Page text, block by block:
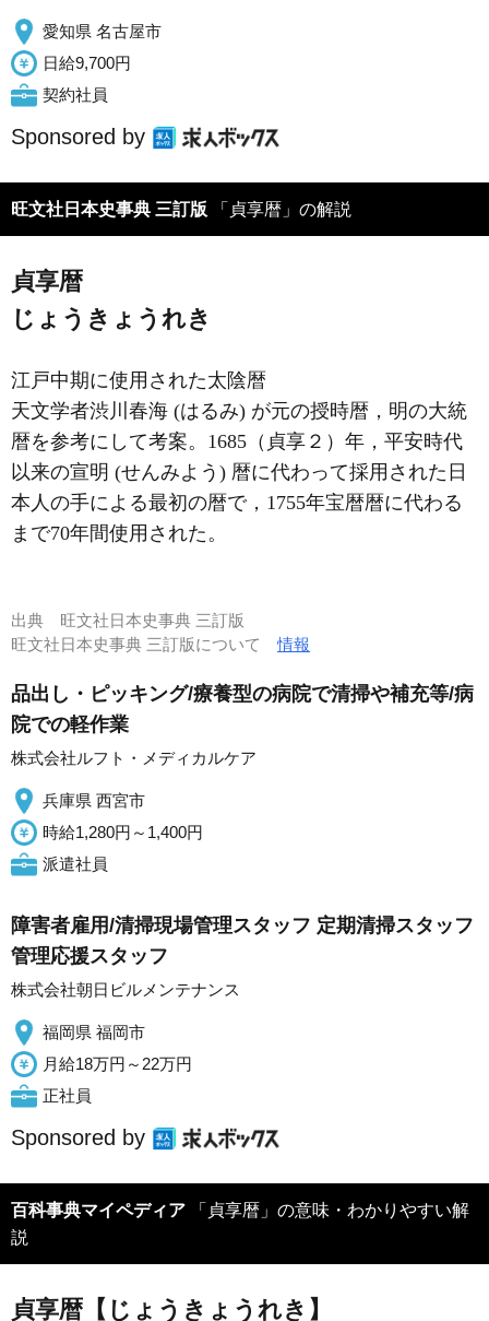
愛知県 名古屋市
日給9,700円
契約社員
Sponsored by
旺文社日本史事典 三訂版 「貞享暦」の解説
貞享暦
じょうきょうれき
江戸中期に使用された太陰暦
天文学者渋川春海 (はるみ) が元の授時暦，明の大統
暦を参考にして考案。1685（貞享２）年，平安時代
以来の宣明 (せんみよう) 暦に代わって採用された日
本人の手による最初の暦で，1755年宝暦暦に代わる
まで70年間使用された。
出典 旺文社日本史事典 三訂版
旺文社日本史事典 三訂版について情報
品出し・ピッキング/療養型の病院で清掃や補充等/病
院での軽作業
株式会社ルフト・メディカルケア
兵庫県 西宮市
時給1,280円～1,400円
派遣社員
障害者雇用/清掃現場管理スタッフ 定期清掃スタッフ
管理応援スタッフ
株式会社朝日ビルメンテナンス
福岡県 福岡市
月給18万円～22万円
正社員
Sponsored by
百科事典マイペディア
説
貞享暦【じょうきょうれき】